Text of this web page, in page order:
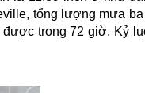
tổng lượng mưa ba
được trong 72 giờ. Kỷ